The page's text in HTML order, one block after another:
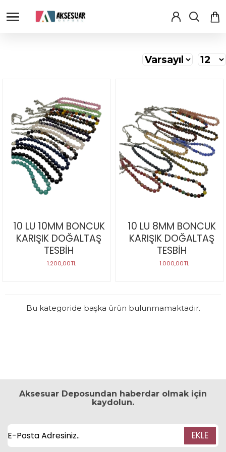
10 LU 10MM BONCUK
KARIŞIK DOĞALTAŞ
TESBİH
1.200,00TL
10 LU 8MM BONCUK
KARIŞIK DOĞALTAŞ
TESBİH
1.000,00TL
Bu kategoride başka ürün bulunmamaktadır.
Aksesuar Deposundan haberdar olmak için
kaydolun.
EKLE